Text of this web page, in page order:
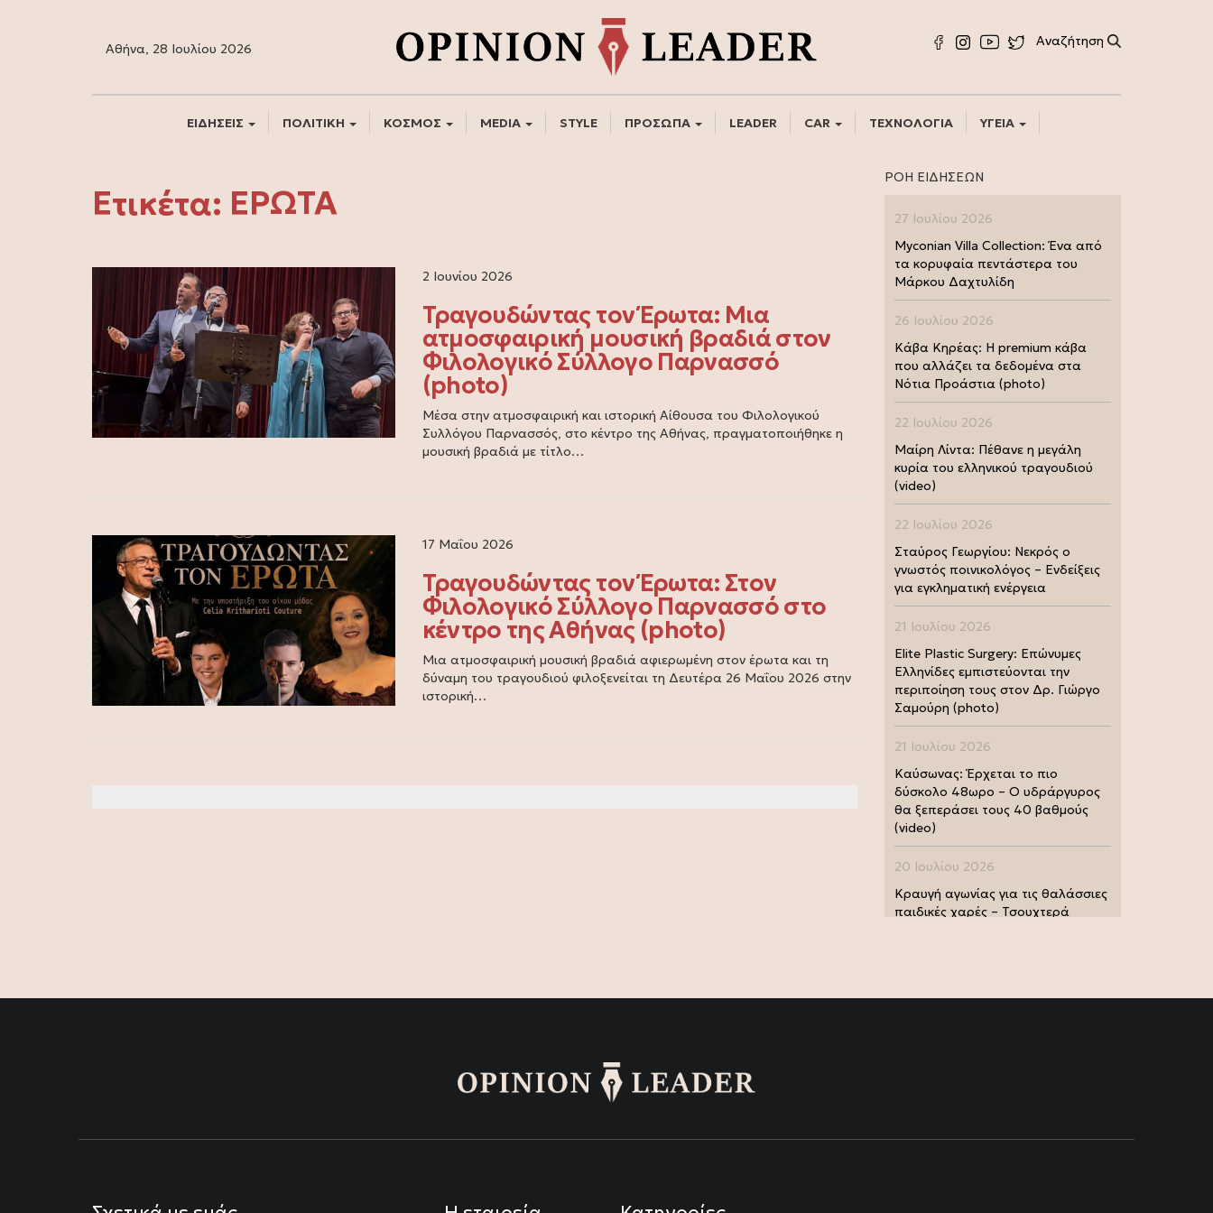
Αθήνα, 28 Ιουλίου 2026
ΕΙΔΗΣΕΙΣ ΠΟΛΙΤΙΚΗ ΚΟΣΜΟΣ MEDIA STYLE ΠΡΟΣΩΠΑ LEADER CAR ΤΕΧΝΟΛΟΓΙΑ ΥΓΕΙΑ
Ετικέτα: ΈΡΩΤΑ
2 Ιουνίου 2026
Τραγουδώντας τον Έρωτα: Μια
ατμοσφαιρική μουσική βραδιά στον
Φιλολογικό Σύλλογο Παρνασσό
(photo)
Μέσα στην ατμοσφαιρική και ιστορική Αίθουσα του Φιλολογικού
Συλλόγου Παρνασσός, στο κέντρο της Αθήνας, πραγματοποιήθηκε η
μουσική βραδιά με τίτλο…
17 Μαΐου 2026
Τραγουδώντας τον Έρωτα: Στον
Φιλολογικό Σύλλογο Παρνασσό στο
κέντρο της Αθήνας (photo)
Μια ατμοσφαιρική μουσική βραδιά αφιερωμένη στον έρωτα και τη
δύναμη του τραγουδιού φιλοξενείται τη Δευτέρα 26 Μαΐου 2026 στην
ιστορική…
ΡΟΗ ΕΙΔΗΣΕΩΝ
27 Ιουλίου 2026
Myconian Villa Collection: Ένα από
τα κορυφαία πεντάστερα του
Μάρκου Δαχτυλίδη
26 Ιουλίου 2026
Κάβα Κηρέας: Η premium κάβα
που αλλάζει τα δεδομένα στα
Νότια Προάστια (photo)
22 Ιουλίου 2026
Μαίρη Λίντα: Πέθανε η μεγάλη
κυρία του ελληνικού τραγουδιού
(video)
22 Ιουλίου 2026
Σταύρος Γεωργίου: Νεκρός ο
γνωστός ποινικολόγος – Ενδείξεις
για εγκληματική ενέργεια
21 Ιουλίου 2026
Elite Plastic Surgery: Επώνυμες
Ελληνίδες εμπιστεύονται την
περιποίηση τους στον Δρ. Γιώργο
Σαμούρη (photo)
21 Ιουλίου 2026
Καύσωνας: Έρχεται το πιο
δύσκολο 48ωρο – Ο υδράργυρος
θα ξεπεράσει τους 40 βαθμούς
(video)
20 Ιουλίου 2026
Κραυγή αγωνίας για τις θαλάσσιες
παιδικές χαρές – Τσουχτερά